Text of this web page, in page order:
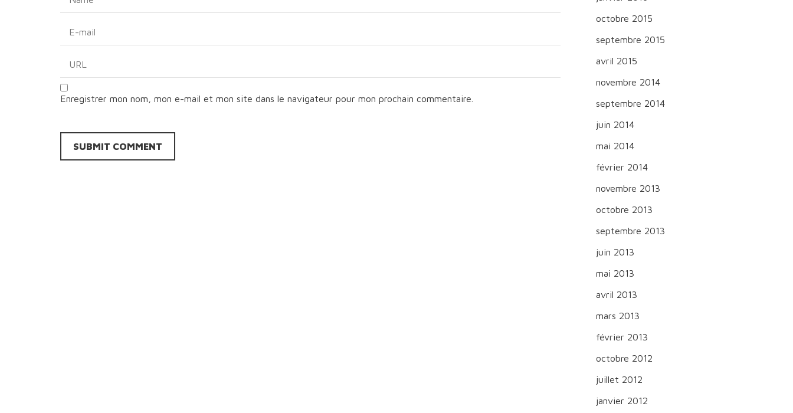
Enregistrer mon nom, mon e-mail et mon site dans le navigateur pour mon prochain commentaire.
octobre 2015
septembre 2015
avril 2015
novembre 2014
septembre 2014
juin 2014
mai 2014
février 2014
novembre 2013
octobre 2013
septembre 2013
juin 2013
mai 2013
avril 2013
mars 2013
février 2013
octobre 2012
juillet 2012
janvier 2012